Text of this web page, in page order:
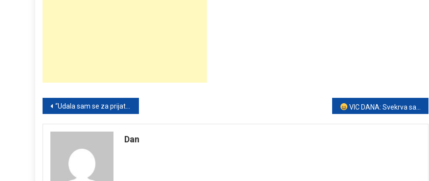
Post
navigation
“Udala sam se za prijatelja zbog papira – a sada ne znam šta da radim” VIC DANA: Svekrva savjetuje snahu
Dan